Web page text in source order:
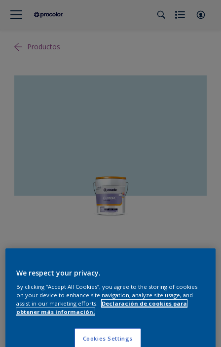
Productos
Cumbre Satinado Mix
R5.10.80
Cambiar de color
4 L
We respect your privacy.
By clicking “Accept All Cookies”, you agree to the storing of cookies
on your device to enhance site navigation, analyze site usage, and
assist in our marketing efforts.
Declaración de cookies para
obtener más información.
Cookies Settings